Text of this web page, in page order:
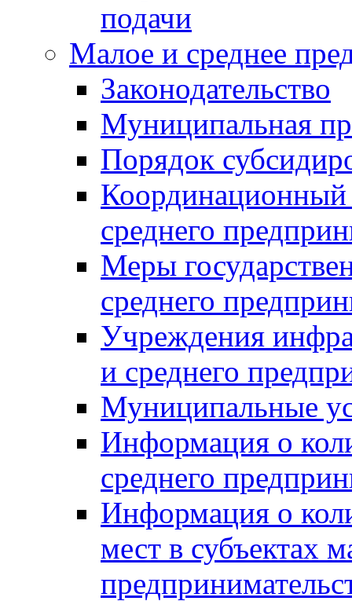
подачи
Малое и среднее
Законодательство
Муниципальная
Порядок
Координационный
среднего
Меры
среднего
Учреждения
и среднего
Муниципальные
Информация о
среднего
Информация о
мест в субъектах